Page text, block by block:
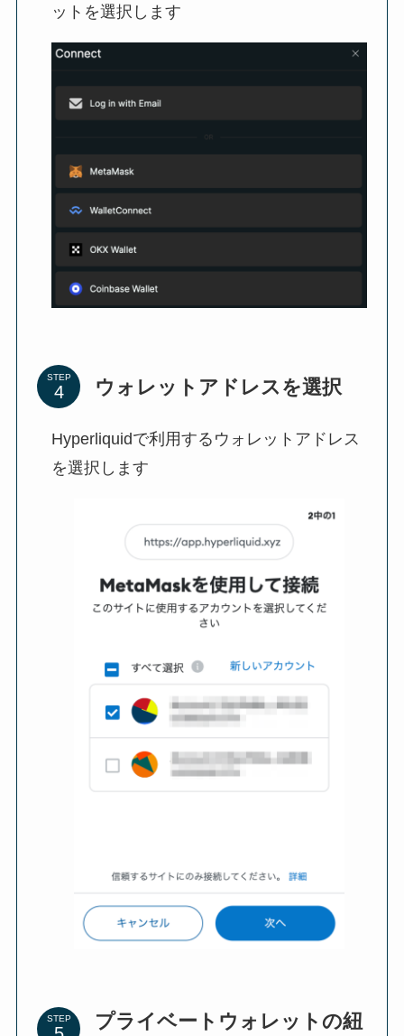
ットを選択します
STEP ウォレットアドレスを選択
Hyperliquidで利用するウォレットアドレス
を選択します
STEP
プライベートウォレットの紐